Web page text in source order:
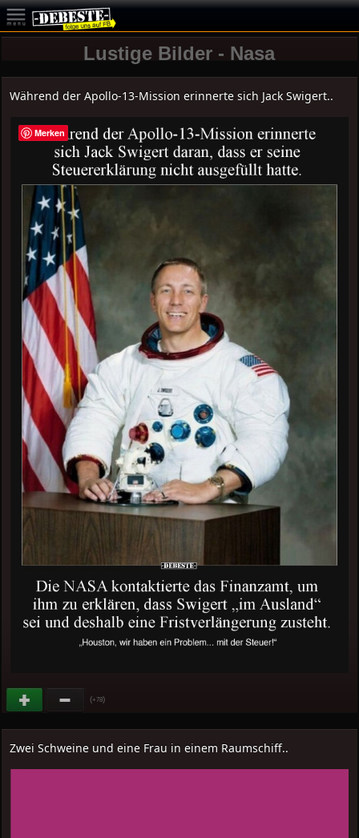
Lustige Bilder - Nasa
Während der Apollo-13-Mission erinnerte sich Jack Swigert..
(+78)
Zwei Schweine und eine Frau in einem Raumschiff..
Merken